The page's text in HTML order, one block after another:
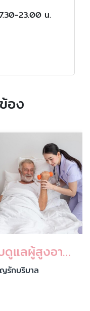
23.00 น.
อง
รับดูแลผู้สูงอายุตามบ้าน
รักบริบาล